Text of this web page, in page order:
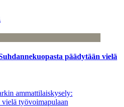
päädytään vielä
ammattilaiskysely:
vielä työvoimapulaan